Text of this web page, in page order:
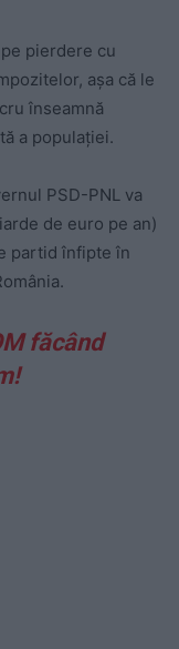
pierdere cu
așa că le
înseamnă
a populației.
PSD-PNL va
de euro pe an)
partid înfipte în
făcând